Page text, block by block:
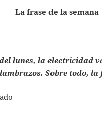
La frase de la semana
lunes, la electricidad
Sobre todo,